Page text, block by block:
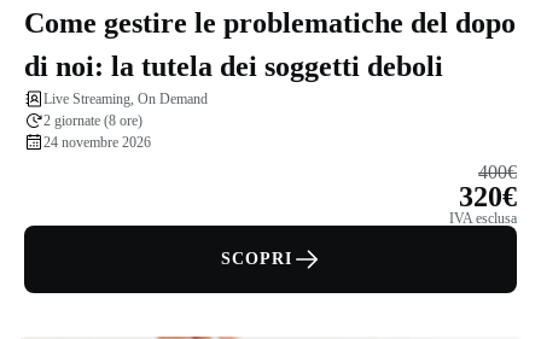
Come gestire le problematiche del dopo
di noi: la tutela dei soggetti deboli
Live Streaming, On Demand
2 giornate (8 ore)
24 novembre 2026
400€
320€
IVA esclusa
SCOPRI